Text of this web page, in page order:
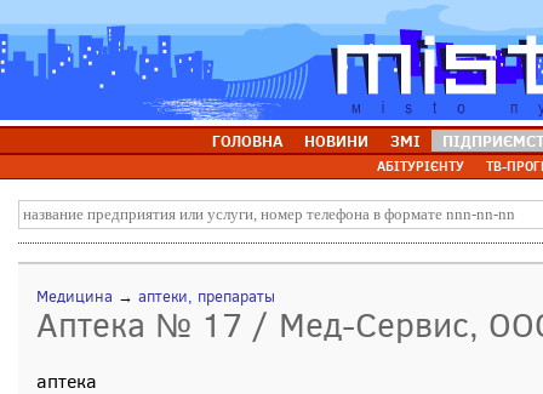
ГОЛОВНА НОВИНИ ЗМІ
АБІТУРІЄНТУ ТВ-
Медицина → аптеки, препараты
Аптека № 17 / Мед-Сервис,
аптека